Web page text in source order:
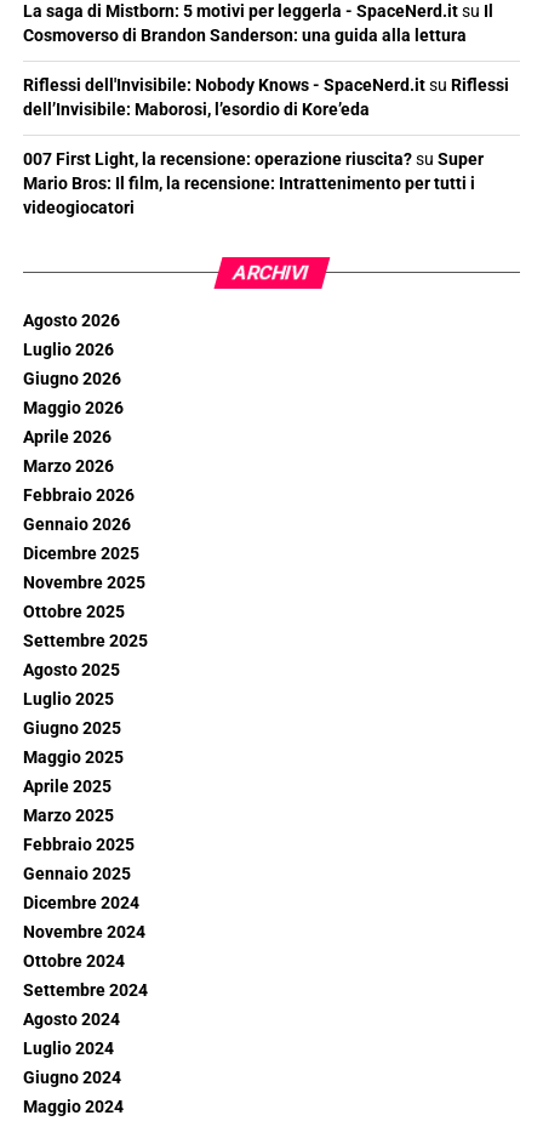
La saga di Mistborn: 5 motivi per leggerla - SpaceNerd.itsu Il
Cosmoverso di Brandon Sanderson: una guida alla lettura
Riflessi dell'Invisibile: Nobody Knows - SpaceNerd.itsu Riflessi
dell’Invisibile: Maborosi, l’esordio di Kore’eda
007 First Light, la recensione: operazione riuscita?su Super
Mario Bros: Il film, la recensione: Intrattenimento per tutti i
videogiocatori
ARCHIVI
Agosto 2026
Luglio 2026
Giugno 2026
Maggio 2026
Aprile 2026
Marzo 2026
Febbraio 2026
Gennaio 2026
Dicembre 2025
Novembre 2025
Ottobre 2025
Settembre 2025
Agosto 2025
Luglio 2025
Giugno 2025
Maggio 2025
Aprile 2025
Marzo 2025
Febbraio 2025
Gennaio 2025
Dicembre 2024
Novembre 2024
Ottobre 2024
Settembre 2024
Agosto 2024
Luglio 2024
Giugno 2024
Maggio 2024